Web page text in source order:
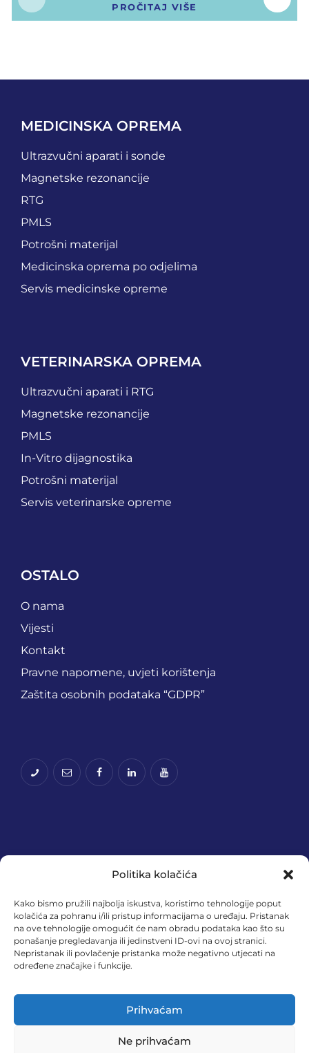
Politika kolačića
Kako bismo pružili najbolja iskustva, koristimo tehnologije poput
kolačića za pohranu i/ili pristup informacijama o uređaju. Pristanak
na ove tehnologije omogućit će nam obradu podataka kao što su
ponašanje pregledavanja ili jedinstveni ID-ovi na ovoj stranici.
Nepristanak ili povlačenje pristanka može negativno utjecati na
određene značajke i funkcije.
Prihvaćam
Ne prihvaćam
PROČITAJ VIŠE
MEDICINSKA OPREMA
Ultrazvučni aparati i sonde
Magnetske rezonancije
RTG
PMLS
Potrošni materijal
Medicinska oprema po odjelima
Servis medicinske opreme
VETERINARSKA OPREMA
Ultrazvučni aparati i RTG
Magnetske rezonancije
PMLS
In-Vitro dijagnostika
Potrošni materijal
Servis veterinarske opreme
OSTALO
O nama
Vijesti
Kontakt
Pravne napomene, uvjeti korištenja
Zaštita osobnih podataka “GDPR”
Financira Europska unija – NextGenerationEU.
Izneseni stavovi i mišljenja samo su autorova i ne
odražavaju nužno službena stajališta Europske